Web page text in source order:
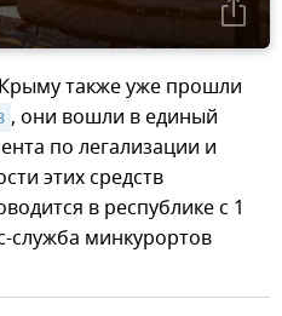
также уже прошли
, они вошли в единый
по легализации и
этих средств
в республике с 1
служба минкурортов